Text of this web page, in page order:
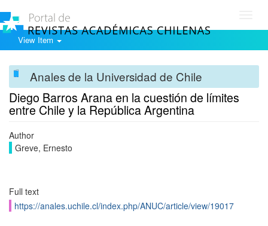
View Item
Anales de la Universidad de Chile
Diego Barros Arana en la cuestión de límites
entre Chile y la República Argentina
Author
Greve, Ernesto
Full text
https://anales.uchile.cl/index.php/ANUC/article/view/19017